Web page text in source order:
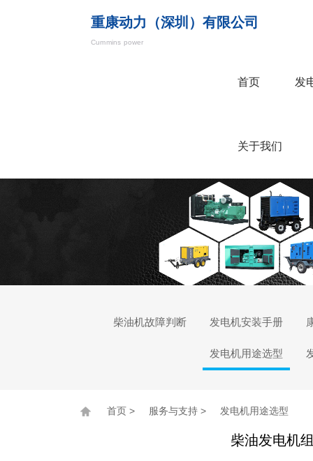
重康动力（深圳）有限公司
Cummins power
首页 发
关于我们
柴油机故障判断 发电机安装手册
发电机用途选型
首页 > 服务与支持 > 发电机用途选型
柴油发电机